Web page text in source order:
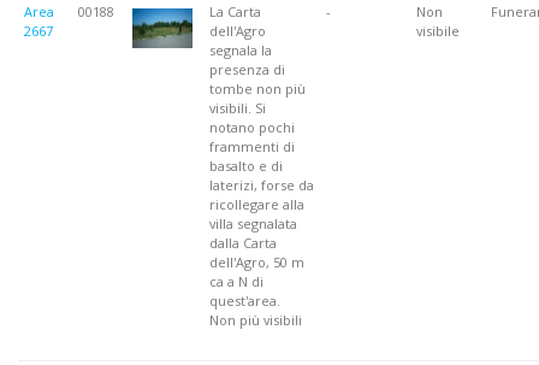
Area
2667
00188
La Carta
dell'Agro
segnala la
presenza di
tombe non più
visibili. Si
notano pochi
frammenti di
basalto e di
laterizi, forse da
ricollegare alla
villa segnalata
dalla Carta
dell'Agro, 50 m
ca a N di
quest'area.
Non più visibili
-
Non
visibile